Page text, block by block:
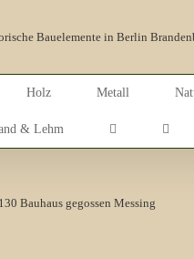
Holz Metall
& Lehm